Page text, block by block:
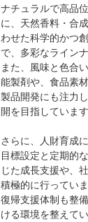
ナチュラルで高品
に、天然香料・合
わせた科学的かつ
で、多彩なライン
また、風味と色合
能製剤や、食品素
製品開発にも注力
開を目指しています
さらに、人財育成
目標設定と定期的
じた成長支援や、
積極的に行ってい
復帰支援体制も整
ける環境を整えてい